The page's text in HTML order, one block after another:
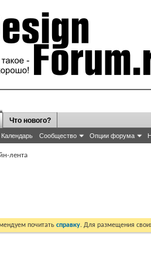
Календарь Сообщество Опции форума
Что нового?
лента
почитать справку. Для размещения